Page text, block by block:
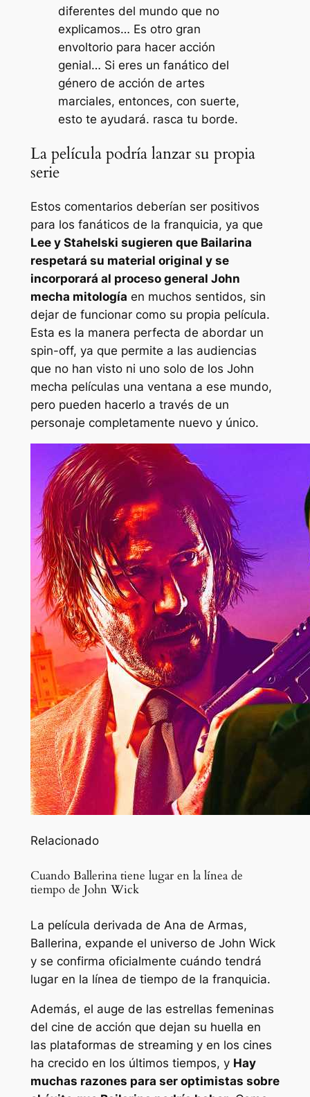
diferentes del mundo que no
explicamos… Es otro gran
envoltorio para hacer acción
genial… Si eres un fanático del
género de acción de artes
marciales, entonces, con suerte,
esto te ayudará. rasca tu borde.
La película podría lanzar su propia
serie
Estos comentarios deberían ser positivos
para los fanáticos de la franquicia, ya que
Lee y Stahelski sugieren que Bailarina
respetará su material original y se
incorporará al proceso general John
mecha mitología en muchos sentidos, sin
dejar de funcionar como su propia película.
Esta es la manera perfecta de abordar un
spin-off, ya que permite a las audiencias
que no han visto ni uno solo de los John
mecha películas una ventana a ese mundo,
pero pueden hacerlo a través de un
personaje completamente nuevo y único.
Relacionado
Cuando Ballerina tiene lugar en la línea de
tiempo de John Wick
La película derivada de Ana de Armas,
Ballerina, expande el universo de John Wick
y se confirma oficialmente cuándo tendrá
lugar en la línea de tiempo de la franquicia.
Además, el auge de las estrellas femeninas
del cine de acción que dejan su huella en
las plataformas de streaming y en los cines
ha crecido en los últimos tiempos, y Hay
muchas razones para ser optimistas sobre